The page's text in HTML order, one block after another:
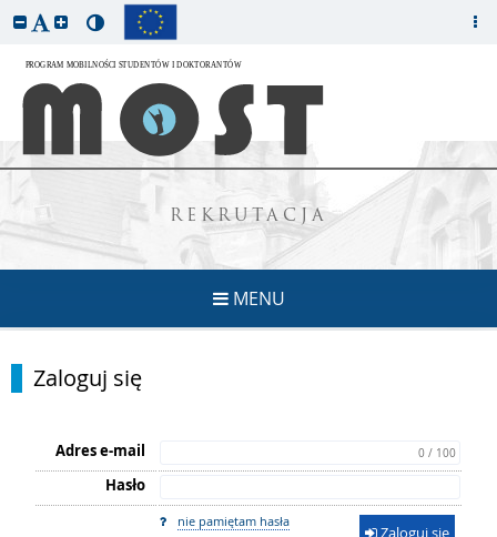
REKRUTACJA
MENU
Zaloguj się
Adres e-mail 0 / 100
Hasło
nie pamiętam hasła
Zaloguj się